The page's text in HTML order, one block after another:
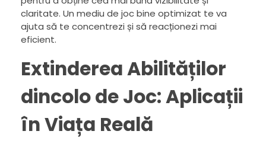
claritate. Un mediu de joc bine optimizat te va
ajuta să te concentrezi și să reacționezi mai
eficient.
Extinderea Abilităților
dincolo de Joc: Aplicații
în Viața Reală